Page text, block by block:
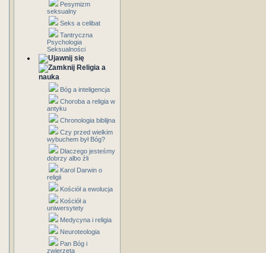
Pesymizm
seksualny
Seks a celibat
Tantryczna
Psychologia
Seksualności
Religia a
nauka
Bóg a inteligencja
Choroba a religia w
antyku
Chronologia biblijna
Czy przed wielkim
wybuchem był Bóg?
Dlaczego jesteśmy
dobrzy albo źli
Karol Darwin o
religii
Kościół a ewolucja
Kościół a
uniwersytety
Medycyna i religia
Neuroteologia
Pan Bóg i
zwierzęta